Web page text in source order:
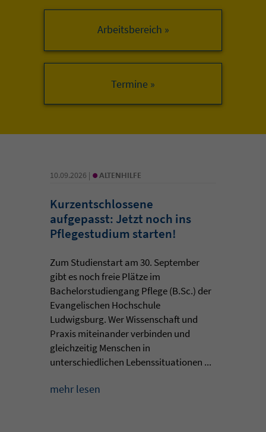
Arbeitsbereich »
10.09.2026 | • ALTENHILFE
Kurzentschlossene
aufgepasst: Jetzt noch ins
Pflegestudium starten!
Zum Studienstart am 30. September
gibt es noch freie Plätze im
Bachelorstudiengang Pflege (B.Sc.) der
Evangelischen Hochschule
Ludwigsburg. Wer Wissenschaft und
Praxis miteinander verbinden und
gleichzeitig Menschen in
unterschiedlichen Lebenssituationen ...
mehr lesen